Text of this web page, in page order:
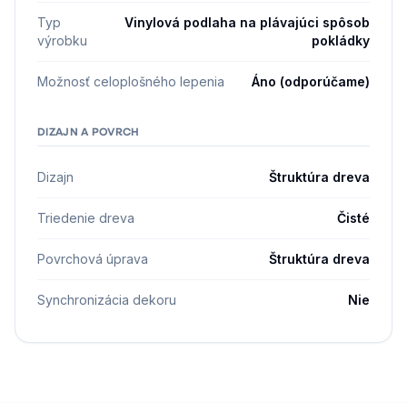
Typ
výrobku
Vinylová podlaha na plávajúci spôsob
pokládky
Možnosť celoplošného lepenia Áno (odporúčame)
DIZAJN A POVRCH
Dizajn Štruktúra dreva
Triedenie dreva Čisté
Povrchová úprava Štruktúra dreva
Synchronizácia dekoru Nie